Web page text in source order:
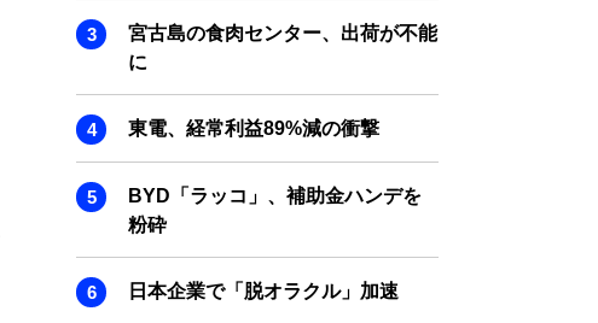
宮古島の食肉センター、出荷が不能
に
東電、経常利益89%減の衝撃
BYD「ラッコ」、補助金ハンデを
粉砕
日本企業で「脱オラクル」加速